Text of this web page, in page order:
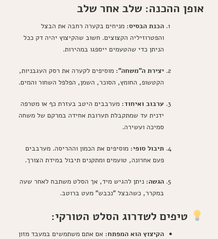
אופן ההכנה: שלב אחר שלב
הכנת הבסיס: מניחים בקערה רחבה את הבצל
והפטרוזיליה הקצוצים. חשוב שהקיצוץ יהיה דק ככל
הניתן כדי שהטעמים ייספגו במהירות.
יצירת ה"משחה": מוסיפים לקערה את רסק העגבניות,
הקטשופ, החומץ, הסוכר, השמן, הפלפל השחור והמים.
ערבוב ואיחוד: מערבבים היטב בעזרת כף או מטרפה
ידנית עד שמתקבלת תערובת אחידה במרקם של משחה
סמיכה ועשירה.
תיבול סופי: מוסיפים את הכמון וההריסה. מערבבים
פעם אחרונה, טועמים ומתקנים תיבול במידת הצורך.
הגשה: ניתן להגיש מיד, אך הסלט משתבח לאחר שעה
במקרר, כשהבצל "נכבש" מעט ברוטב.
טיפים לשדרוג הסלט הטורקי:
הקיצוץ הוא המפתח: אם אתם משתמשים במעבד מזון